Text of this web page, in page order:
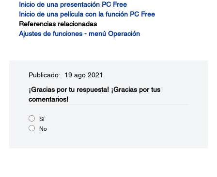
Inicio de una presentación PC Free
Inicio de una película con la función PC Free
Referencias relacionadas
Ajustes de funciones - menú Operación
Publicado: 19 ago 2021
¡Gracias por tu respuesta! ¡Gracias por tus
comentarios!
Sí
No